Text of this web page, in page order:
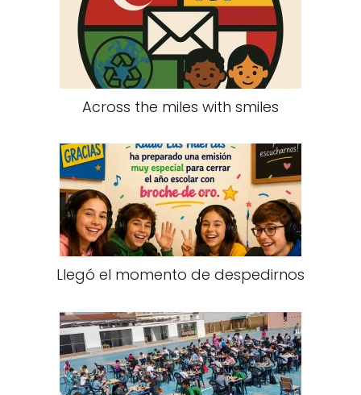
Across the miles with smiles
Llegó el momento de despedirnos